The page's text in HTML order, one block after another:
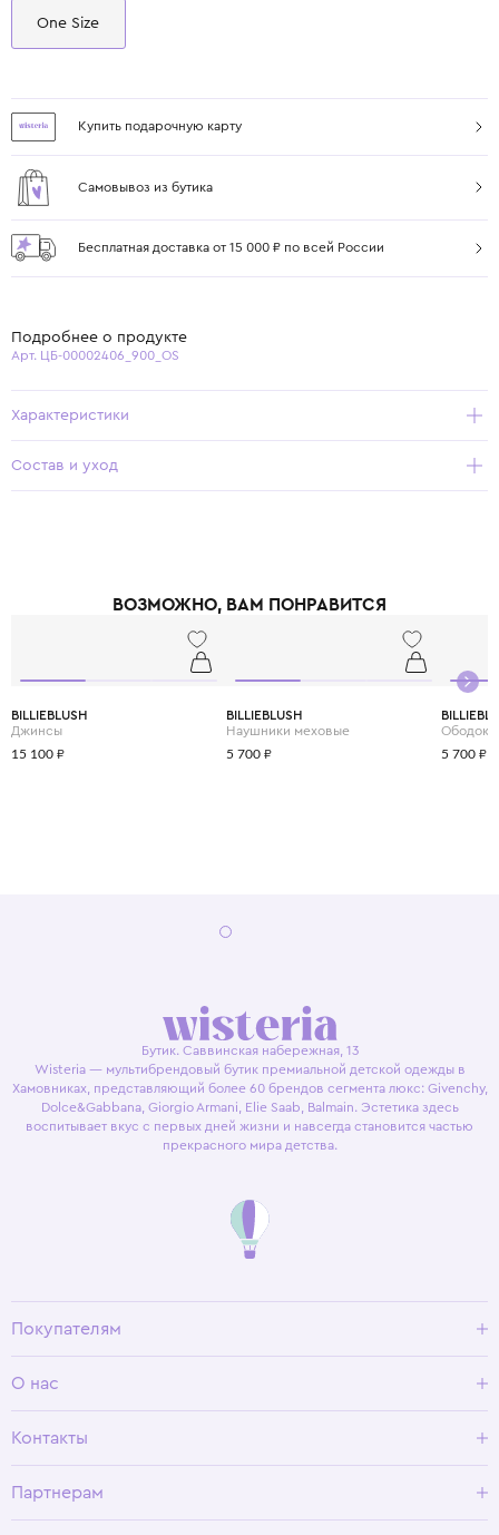
One Size
Купить подарочную карту
Самовывоз из бутика
Бесплатная доставка от 15 000 ₽ по всей России
Подробнее о продукте
Арт. ЦБ-00002406_900_OS
Характеристики
Состав и уход
ВОЗМОЖНО, ВАМ ПОНРАВИТСЯ
BILLIEBLUSH
Джинсы
15 100 ₽
BILLIEBLUSH
Наушники меховые
5 700 ₽
Ободок
5 700 ₽
Бутик. Саввинская набережная, 13
Wisteria — мультибрендовый бутик премиальной детской одежды в
Хамовниках, представляющий более 60 брендов сегмента люкс: Givenchy,
Dolce&Gabbana, Giorgio Armani, Elie Saab, Balmain. Эстетика здесь
воспитывает вкус с первых дней жизни и навсегда становится частью
прекрасного мира детства.
Покупателям
Условия возврата
О нас
Программа лояльности
Контакты
Партнерам